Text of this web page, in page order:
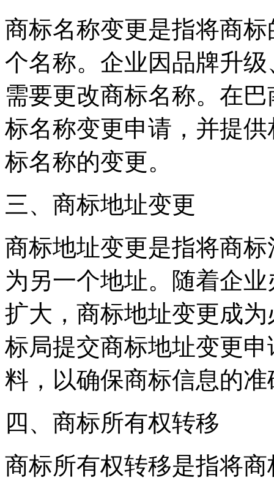
商标名称变更是指将商
个名称。企业因品牌升
需要更改商标名称。在
标名称变更申请，并提
标名称的变更。
三、商标地址变更
商标地址变更是指将商
为另一个地址。随着企
扩大，商标地址变更成
标局提交商标地址变更
料，以确保商标信息的准
四、商标所有权转移
商标所有权转移是指将